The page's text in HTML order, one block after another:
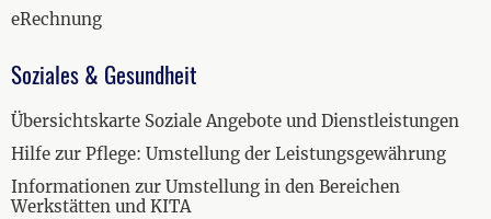
eRechnung
Soziales & Gesundheit
Übersichtskarte Soziale Angebote und Dienstleistungen
Hilfe zur Pflege: Umstellung der Leistungsgewährung
Informationen zur Umstellung in den Bereichen
Werkstätten und KITA